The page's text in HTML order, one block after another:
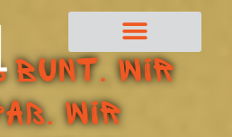
Wir
Wir